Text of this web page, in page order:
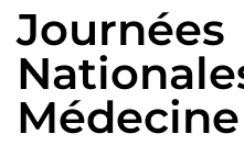
Journées